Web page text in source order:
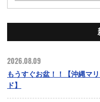
2026.08.09
もうすぐお盆！！【沖縄マ
ド】